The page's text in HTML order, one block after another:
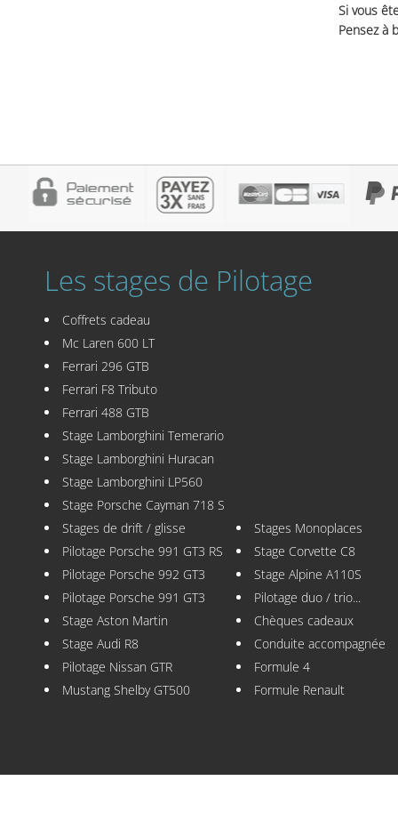
Si vous
Pensez à
Les stages de Pilotage
Coffrets cadeau
Mc Laren 600 LT
Ferrari 296 GTB
Ferrari F8 Tributo
Ferrari 488 GTB
Stage Lamborghini Temerario
Stage Lamborghini Huracan
Stage Lamborghini LP560
Stage Porsche Cayman 718 S
Stages de drift / glisse
Pilotage Porsche 991 GT3 RS
Pilotage Porsche 992 GT3
Pilotage Porsche 991 GT3
Stage Aston Martin
Stage Audi R8
Pilotage Nissan GTR
Mustang Shelby GT500
Stages Monoplaces
Stage Corvette C8
Stage Alpine A110S
Pilotage duo / trio...
Chèques cadeaux
Conduite accompagnée
Formule 4
Formule Renault